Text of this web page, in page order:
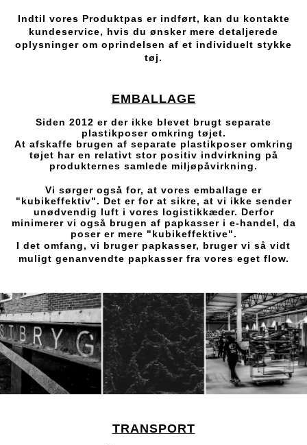
Indtil vores Produktpas er indført, kan du kontakte
kundeservice, hvis du ønsker mere detaljerede
oplysninger om oprindelsen af et individuelt stykke
tøj.
EMBALLAGE
Siden 2012 er der ikke blevet brugt separate
plastikposer omkring tøjet.
At afskaffe brugen af separate plastikposer omkring
tøjet har en relativt stor positiv indvirkning på
produkternes samlede miljøpåvirkning.
Vi sørger også for, at vores emballage er
"kubikeffektiv". Det er for at sikre, at vi ikke sender
unødvendig luft i vores logistikkæder. Derfor
minimerer vi også brugen af papkasser i e-handel, da
poser er mere "kubikeffektive".
I det omfang, vi bruger papkasser, bruger vi så vidt
muligt genanvendte papkasser fra vores eget flow.
TRANSPORT